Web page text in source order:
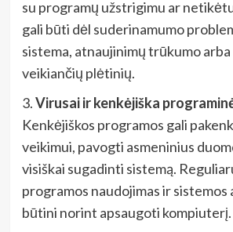
su programų užstrigimu ar
gali būti dėl suderinamumo
sistema, atnaujinimų trūkumo
veikiančių plėtinių.
3.Virusai ir kenkėjiška
Kenkėjiškos programos gali
veikimui, pavogti asmeninius
visiškai sugadinti sistemą.
programos naudojimas ir sistemos
būtini norint apsaugoti kompiuterį.